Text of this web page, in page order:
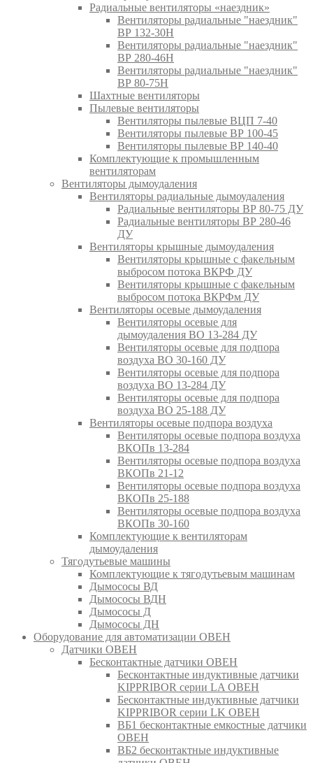
Радиальные вентиляторы «наездник»
Вентиляторы радиальные "наездник"
ВР 132-30Н
Вентиляторы радиальные "наездник"
ВР 280-46Н
Вентиляторы радиальные "наездник"
ВР 80-75Н
Шахтные вентиляторы
Пылевые вентиляторы
Вентиляторы пылевые ВЦП 7-40
Вентиляторы пылевые ВР 100-45
Вентиляторы пылевые ВР 140-40
Комплектующие к промышленным
вентиляторам
Вентиляторы дымоудаления
Вентиляторы радиальные дымоудаления
Радиальные вентиляторы ВР 80-75 ДУ
Радиальные вентиляторы ВР 280-46
ДУ
Вентиляторы крышные дымоудаления
Вентиляторы крышные с факельным
выбросом потока ВКРФ ДУ
Вентиляторы крышные с факельным
выбросом потока ВКРФм ДУ
Вентиляторы осевые дымоудаления
Вентиляторы осевые для
дымоудаления ВО 13-284 ДУ
Вентиляторы осевые для подпора
воздуха ВО 30-160 ДУ
Вентиляторы осевые для подпора
воздуха ВО 13-284 ДУ
Вентиляторы осевые для подпора
воздуха ВО 25-188 ДУ
Вентиляторы осевые подпора воздуха
Вентиляторы осевые подпора воздуха
ВКОПв 13-284
Вентиляторы осевые подпора воздуха
ВКОПв 21-12
Вентиляторы осевые подпора воздуха
ВКОПв 25-188
Вентиляторы осевые подпора воздуха
ВКОПв 30-160
Комплектующие к вентиляторам
дымоудаления
Тягодутьевые машины
Комплектующие к тягодутьевым машинам
Дымососы ВД
Дымососы ВДН
Дымососы Д
Дымососы ДН
Оборудование для автоматизации ОВЕН
Датчики ОВЕН
Бесконтактные датчики ОВЕН
Бесконтактные индуктивные датчики
KIPPRIBOR серии LA ОВЕН
Бесконтактные индуктивные датчики
KIPPRIBOR серии LK ОВЕН
ВБ1 бесконтактные емкостные датчики
ОВЕН
ВБ2 бесконтактные индуктивные